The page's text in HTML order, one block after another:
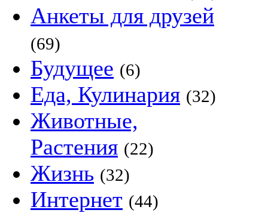
Анкеты для друзей
(69)
Будущее (6)
Еда, Кулинария (32)
Животные,
Растения (22)
Жизнь (32)
Интернет (44)